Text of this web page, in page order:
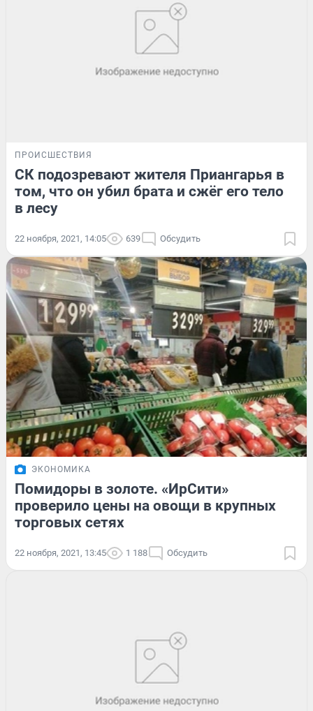
ПРОИСШЕСТВИЯ
СК подозревают жителя Приангарья в
том, что он убил брата и сжёг его тело
в лесу
22 ноября, 2021, 14:05 639 Обсудить
ЭКОНОМИКА
Помидоры в золоте. «ИрСити»
проверило цены на овощи в крупных
торговых сетях
22 ноября, 2021, 13:45 1 188 Обсудить